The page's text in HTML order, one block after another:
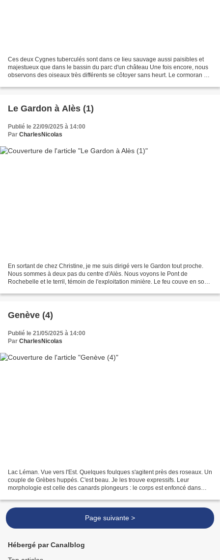
Ces deux Cygnes tuberculés sont dans ce lieu sauvage aussi paisibles et
majestueux que dans le bassin du parc d'un château Une fois encore, nous
observons des oiseaux très différents se côtoyer sans heurt. Le cormoran a
Le Gardon à Alès (1)
Publié le 22/09/2025 à 14:00
Par CharlesNicolas
En sortant de chez Christine, je me suis dirigé vers le Gardon tout proche.
Nous sommes à deux pas du centre d'Alès. Nous voyons le Pont de
Rochebelle et le terril, témoin de l'exploitation minière. Le feu couve en son
Genève (4)
Publié le 21/05/2025 à 14:00
Par CharlesNicolas
Lac Léman. Vue vers l'Est. Quelques foulques s'agitent près des roseaux. Un
couple de Grèbes huppés. C'est beau. Je les trouve expressifs. Leur
morphologie est celle des canards plongeurs : le corps est enfoncé dans
Page suivante >
Hébergé par Canalblog